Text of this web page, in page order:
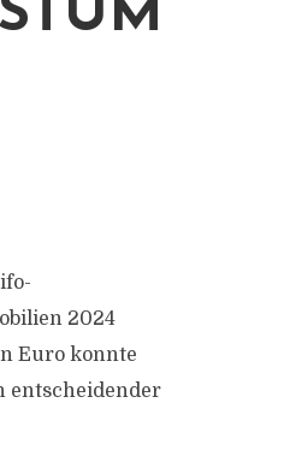
2024
Euro konnte
entscheidender